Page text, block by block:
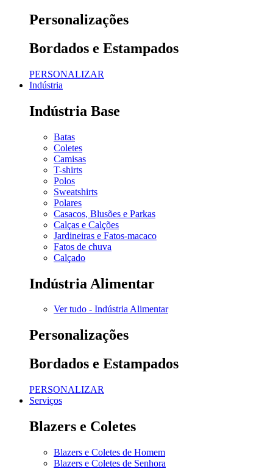
Personalizações
Bordados e Estampados
PERSONALIZAR
Indústria
Indústria Base
Batas
Coletes
Camisas
T-shirts
Polos
Sweatshirts
Polares
Casacos, Blusões e Parkas
Calças e Calções
Jardineiras e Fatos-macaco
Fatos de chuva
Calçado
Indústria Alimentar
Ver tudo - Indústria Alimentar
Personalizações
Bordados e Estampados
PERSONALIZAR
Serviços
Blazers e Coletes
Blazers e Coletes de Homem
Blazers e Coletes de Senhora